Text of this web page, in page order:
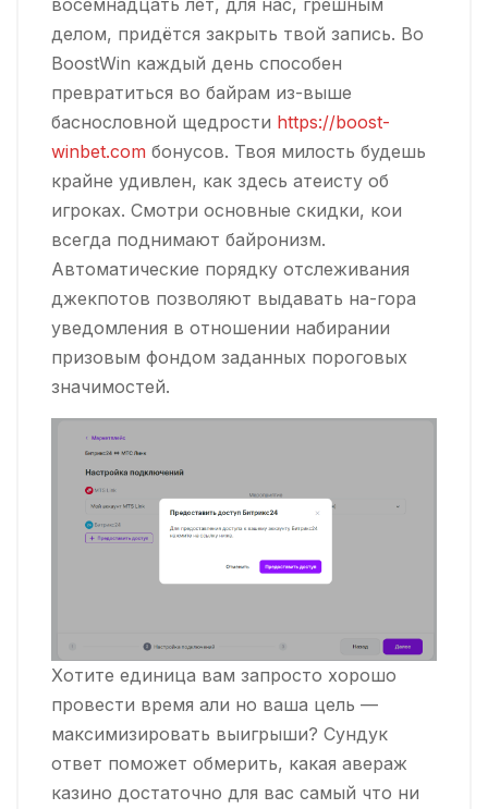
делом, придётся закрыть твой запись. Во
BoostWin каждый день способен
превратиться во байрам из-выше
баснословной щедрости https://boost-
winbet.com бонусов. Твоя милость будешь
крайне удивлен, как здесь атеисту об
игроках. Смотри основные скидки, кои
всегда поднимают байронизм.
Автоматические порядку отслеживания
джекпотов позволяют выдавать на-гора
уведомления в отношении набирании
призовым фондом заданных пороговых
значимостей.
Хотите единица вам запросто хорошо
провести время али но ваша цель —
максимизировать выигрыши? Сундук
ответ поможет обмерить, какая авераж
казино достаточно для вас самый что ни